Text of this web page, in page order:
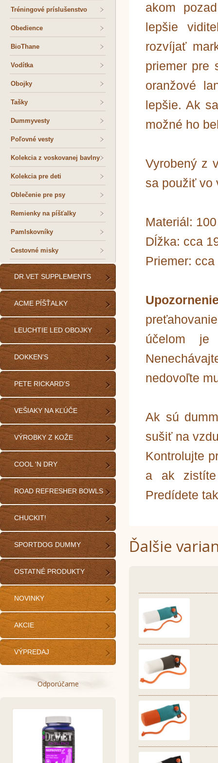
Tréningové príslušenstvo
Obedience
BioThane
Vodítka
Obojky
Tašky
Dummyvesty
Poľovné vesty
Kolekcia z voskovanej bavlny
Kolekcia pre deti
Oblečenie pre psy
Remienky na píšťalky
Pamlskovníky
Cestovné misky
DR.VET SUPPLEMENTS
ACME PÍŠŤALKY
LEUCHTIE LED OBOJKY
DOKKEN'S
PETE RICKARD'S
VEŠIAKY NA KĽÚČE
VÝROBKY Z KOŽE
COOL 'N DRY
ROAD REFRESHER BOWLS
CHUCKIT!
SPORTDOG DUMMY
OSTATNÉ PRODUKTY
NOVINKY
AKCIE
VÝPREDAJ
Odporúčame
akom
lepšie
rozvíjať
priemer pre
oranžové
lepšie. Ak
možné ho
Vyrobený z
sa použiť vo
Materiál:
Dĺžka: cca
Priemer: cca
účelom je
nedovoľte
Ak sú
sušiť na
Kontrolujte
a ak zistíte
Predídete
Ďalšie